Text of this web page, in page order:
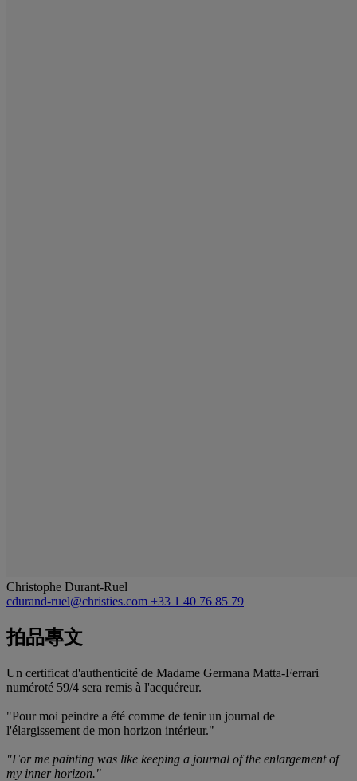
Christophe Durant-Ruel
cdurand-ruel@christies.com +33 1 40 76 85 79
拍品專文
Un certificat d'authenticité de Madame Germana Matta-Ferrari
numéroté 59/4 sera remis à l'acquéreur.
"Pour moi peindre a été comme de tenir un journal de
l'élargissement de mon horizon intérieur."
"For me painting was like keeping a journal of the enlargement of
my inner horizon."